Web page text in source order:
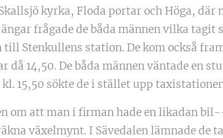
kyrka, Floda portar och Höga, där
frågade de båda männen vilka tagit
till Stenkullens station. De kom också
14,50. De båda männen väntade en
15,50 sökte de i stället upp
om att man i firman hade en likadan
växelmynt. I Sävedalen lämnade de